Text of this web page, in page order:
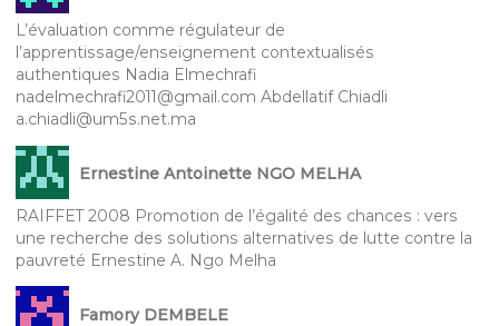
L’évaluation comme régulateur de
l’apprentissage/enseignement contextualisés
authentiques Nadia Elmechrafi
nadelmechrafi2011@gmail.com Abdellatif Chiadli
a.chiadli@um5s.net.ma
Ernestine Antoinette NGO MELHA
RAIFFET 2008 Promotion de l’égalité des chances : vers
une recherche des solutions alternatives de lutte contre la
pauvreté Ernestine A. Ngo Melha
Famory DEMBELE